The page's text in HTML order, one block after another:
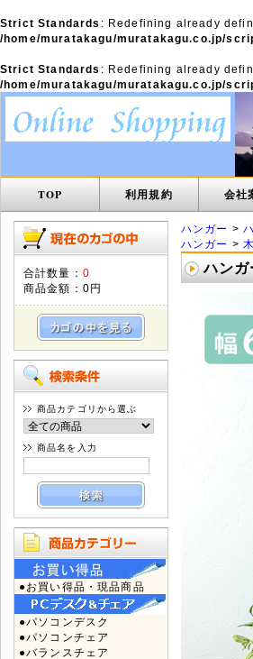
Strict Standards : Redefining already
/home/muratakagu/muratakagu.co.jp/
Strict Standards : Redefining already
/home/muratakagu/muratakagu.co.jp/
TOP 利用規約 会社
合計数量： 0
商品金額： 0円
商品カテゴリから選ぶ
商品名を入力
●お買い得品・現品商品
●パソコンデスク
●パソコンチェア
●バランスチェア
ハンガー >
ハンガー >
ハン